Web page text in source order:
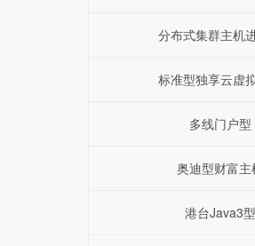
分布式集群主机
标准型独享云虚
多线门户型
奥迪型财富主
港台Java3型